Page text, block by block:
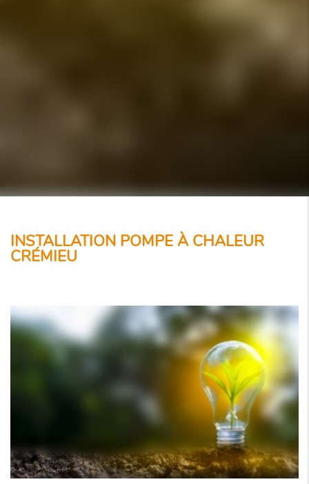
INSTALLATION POMPE À CHALEUR
CRÉMIEU